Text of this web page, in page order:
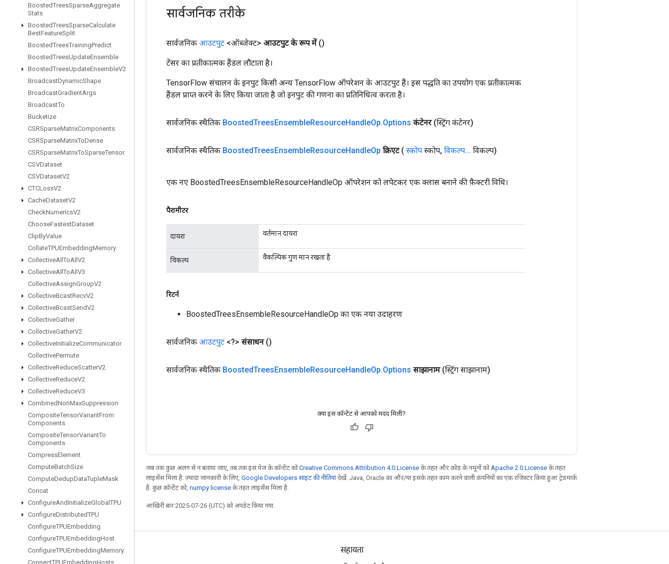
BoostedTreesSparseAggregate
Stats
BoostedTreesSparseCalculate
BestFeatureSplit
BoostedTreesTrainingPredict
BoostedTreesUpdateEnsemble
BoostedTreesUpdateEnsembleV2
BroadcastDynamicShape
BroadcastGradientArgs
BroadcastTo
Bucketize
CSRSparseMatrixComponents
CSRSparseMatrixToDense
CSRSparseMatrixToSparseTensor
CSVDataset
CSVDatasetV2
CTCLossV2
CacheDatasetV2
CheckNumericsV2
ChooseFastestDataset
ClipByValue
CollateTPUEmbeddingMemory
CollectiveAll ToAll V2
CollectiveAll ToAll V3
CollectiveAssignGroupV2
CollectiveBcastRecvV2
CollectiveBcastSendV2
CollectiveGather
CollectiveGatherV2
CollectiveInitializeCommunicator
CollectivePermute
CollectiveReduceScatterV2
CollectiveReduceV2
CollectiveReduceV3
CombinedNonMaxSuppression
CompositeTensorVariantFrom
Components
CompositeTensorVariantTo
Components
CompressElement
ComputeBatchSize
ComputeDedupDataTupleMask
Concat
ConfigureAndInitializeGlobal TPU
ConfigureDistributedTPU
ConfigureTPUEmbedding
ConfigureTPUEmbeddingHost
ConfigureTPUEmbeddingMemory
ConnectTPUEmbeddingHosts
सार्वजनिक तरीके
सार्वजनिक आउटपुट <ऑब्जेक्ट> आउटपुट के रूप में ()
टेंसर का प्रतीकात्मक हैंडल लौटाता है।
TensorFlow संचालन के इनपुट किसी अन्य TensorFlow ऑपरेशन के आउटपुट हैं। इस पद्धति का उपयोग एक प्रतीकात्मक
हैंडल प्राप्त करने के लिए किया जाता है जो इनपुट की गणना का प्रतिनिधित्व करता है।
सार्वजनिक स्थैतिक BoostedTreesEnsembleResourceHandleOp.Options कंटेनर (स्ट्रिंग कंटेनर)
सार्वजनिक स्थैतिक BoostedTreesEnsembleResourceHandleOp क्रिएट ( स्कोप स्कोप, विकल्प... विकल्प)
एक नए BoostedTreesEnsembleResourceHandleOp ऑपरेशन को लपेटकर एक क्लास बनाने की फ़ैक्टरी विधि।
पैरामीटर
दायरा वर्तमान दायरा
विकल्प वैकल्पिक गुण मान रखता है
रिटर्न
BoostedTreesEnsembleResourceHandleOp का एक नया उदाहरण
सार्वजनिक आउटपुट <?> संसाधन ()
सार्वजनिक स्थैतिक BoostedTreesEnsembleResourceHandleOp.Options साझानाम (स्ट्रिंग साझानाम)
क्या इस कॉन्टेंट से आपको मदद मिली?
जब तक कुछ अलग से न बताया जाए, तब तक इस पेज के कॉन्टेंट कोCreative Commons Attribution 4.0 License के तहत और कोड के नमूनों को Apache 2.0 License के तहत
लाइसेंस मिला है. ज़्यादा जानकारी के लिए, Google Developers साइट की नीतियांदेखें. Java, Oracle का और/या इसके तहत काम करने वाली कंपनियों का एक रजिस्टर किया हुआ ट्रेडमार्क
है. कुछ कॉन्टेंट को, numpy license के तहत लाइसेंस मिला है.
आखिरी बार 2025-07-26 (UTC) को अपडेट किया गया.
जुड़े रहें सहायता